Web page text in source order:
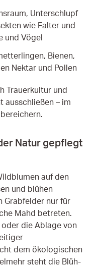
Unterschlupf
wie Falter und
und Vögel
Bienen,
Nektar und Pollen
Trauerkultur und
ausschließen – im
Natur gepflegt
auf den
und blühen
Grabfelder nur für
Mahd betreten.
oder die Ablage von
dem ökologischen
steht die Blüh-